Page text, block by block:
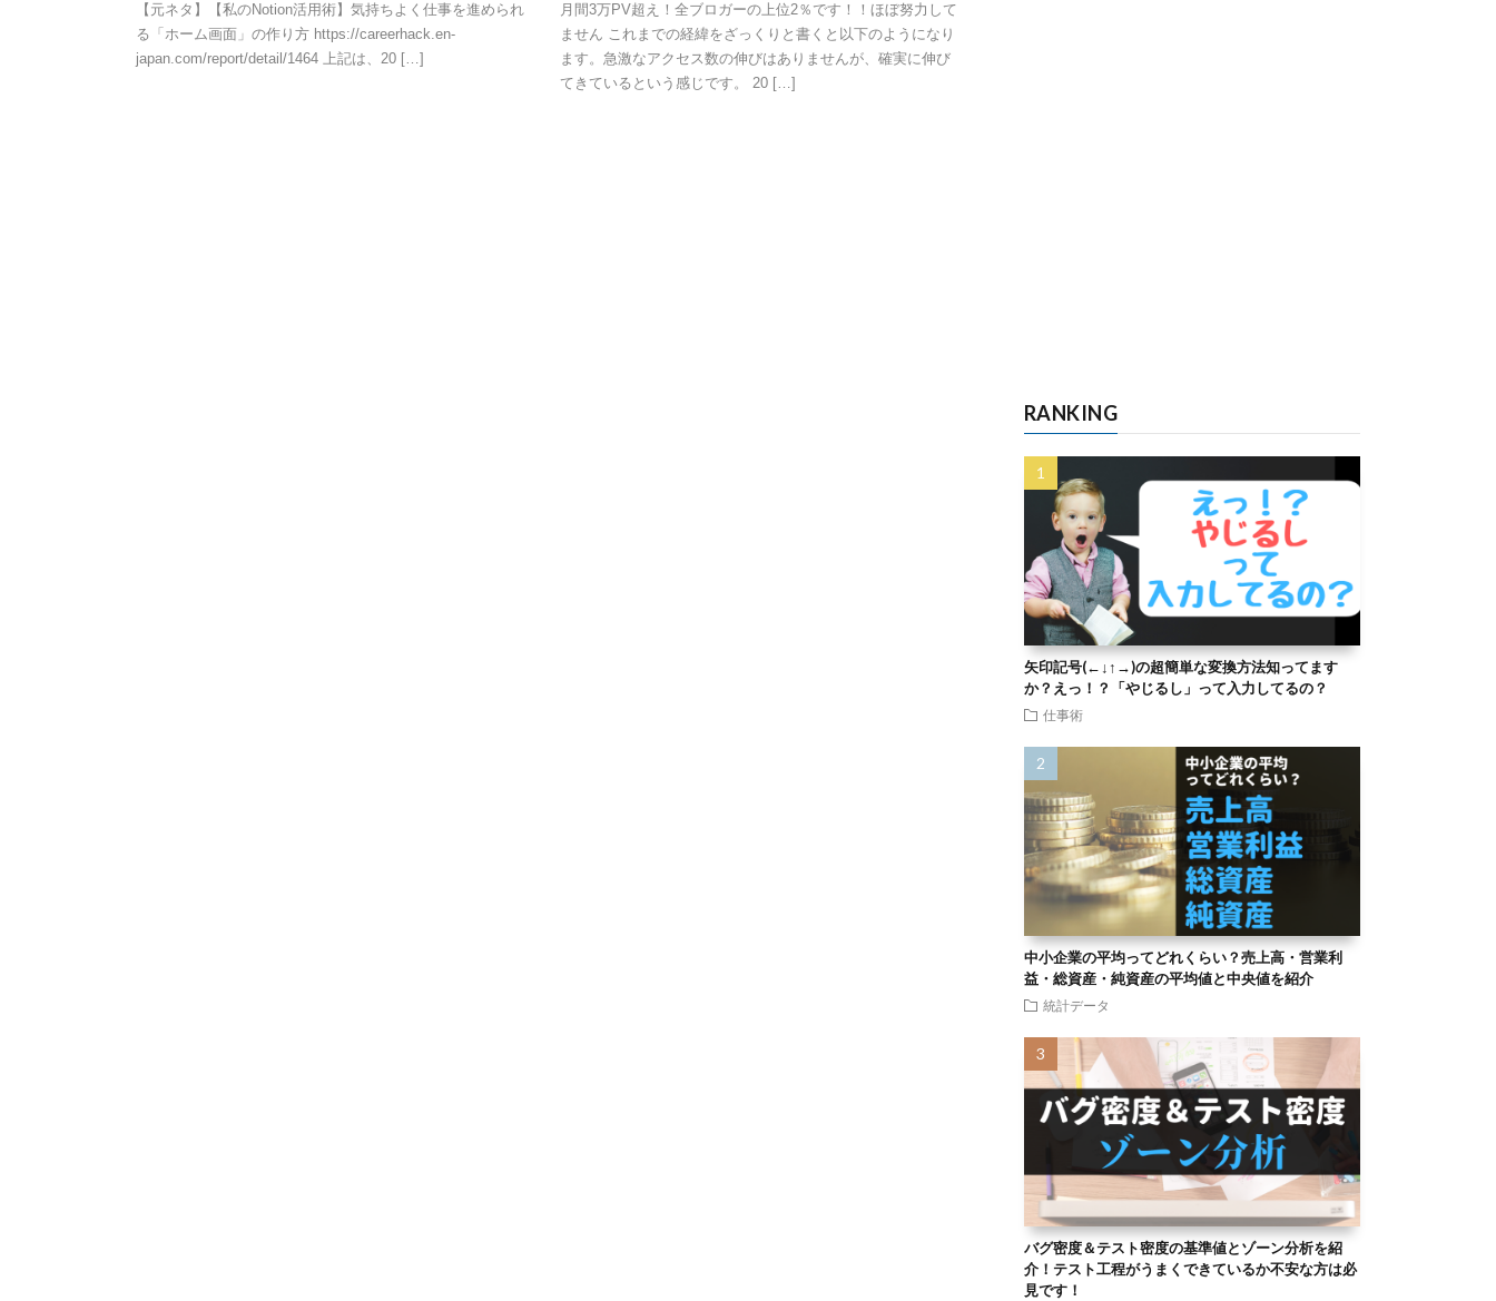
【元ネタ】【私のNotion活用術】気持ちよく仕事を進められ
る「ホーム画面」の作り方 https://careerhack.en-
japan.com/report/detail/1464 上記は、20 […]
月間3万PV超え！全ブロガーの上位2％です！！ほぼ努力して
ません これまでの経緯をざっくりと書くと以下のようになり
ます。急激なアクセス数の伸びはありませんが、確実に伸び
てきているという感じです。 20 […]
RANKING
矢印記号(←↓↑→)の超簡単な変換方法知ってます
か？えっ！？「やじるし」って入力してるの？
仕事術
中小企業の平均ってどれくらい？売上高・営業利
益・総資産・純資産の平均値と中央値を紹介
統計データ
バグ密度＆テスト密度の基準値とゾーン分析を紹
介！テスト工程がうまくできているか不安な方は必
見です！